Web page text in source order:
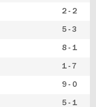
2 - 2
5 - 3
8 - 1
1 - 7
9 - 0
5 - 1